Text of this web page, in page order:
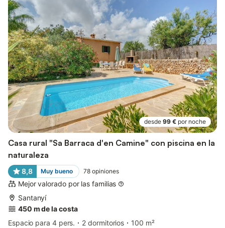
desde 99 € por noche
Casa rural "Sa Barraca d'en Camine" con piscina en la
naturaleza
8,8 Muy bueno 78 opiniones
Mejor valorado por las familias
Santanyí
450 m de la costa
Espacio para 4 pers.
2 dormitorios
100 m²